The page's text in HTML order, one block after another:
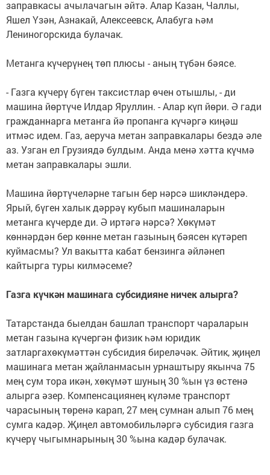
заправкасы ачылачагын әйтә. Алар Казан, Чаллы,
Яшел Үзән, Азнакай, Алексеевск, Алабуга һәм
Лениногорскида булачак.
Метанга күчерүнең төп плюсы - аның түбән бәясе.
- Газга күчерү бүген таксистлар өчен отышлы, - ди
машина йөртүче Илдар Яруллин. - Алар күп йөри. Ә гади
гражданнарга метанга йә пропанга күчәргә киңәш
итмәс идем. Газ, аеруча метан заправкалары бездә әле
аз. Узган ел Грузиядә булдым. Анда менә хәтта күчмә
метан заправкалары эшли.
Машина йөртүчеләрне тагын бер нәрсә шикләндерә.
Ярый, бүген халык дәррәү кубып машиналарын
метанга күчерде ди. Ә иртәгә нәрсә? Хөкүмәт
көннәрдән бер көнне метан газының бәясен күтәреп
куймасмы? Ул вакытта кабат бензинга әйләнеп
кайтырга туры килмәсеме?
Газга күчкән машинага субсидияне ничек алырга?
Татарстанда быелдан башлап транспорт чараларын
метан газына күчергән физик һәм юридик
затларгахөкүмәттән субсидия биреләчәк. Әйтик, җиңел
машинага метан җайланмасын урнаштыру якынча 75
мең сум тора икән, хөкүмәт шуның 30 %ын үз өстенә
алырга әзер. Компенсациянең күләме транспорт
чарасының төренә карап, 27 мең сумнан алып 76 мең
сумга кадәр. Җиңел автомобильләргә субсидия газга
күчерү чыгымнарының 30 %ына кадәр булачак.